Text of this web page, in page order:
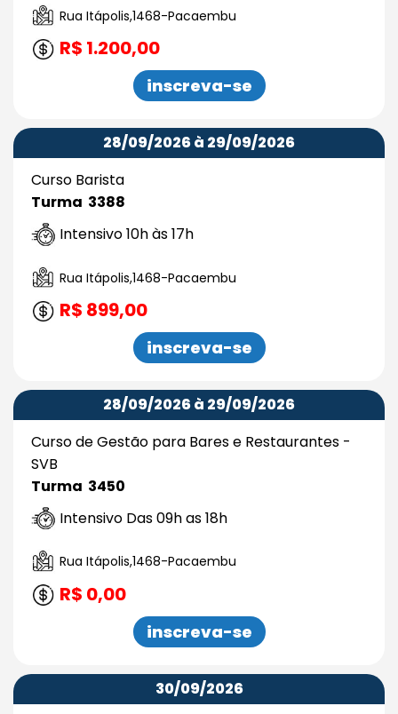
Rua Itápolis,1468-Pacaembu
R$ 1.200,00
inscreva-se
28/09/2026 à 29/09/2026
Curso Barista
Turma 3388
Intensivo 10h às 17h
Rua Itápolis,1468-Pacaembu
R$ 899,00
inscreva-se
28/09/2026 à 29/09/2026
Curso de Gestão para Bares e Restaurantes -
SVB
Turma 3450
Intensivo Das 09h as 18h
Rua Itápolis,1468-Pacaembu
R$ 0,00
inscreva-se
30/09/2026